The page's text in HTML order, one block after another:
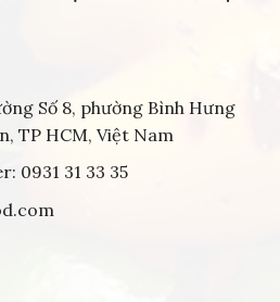
Số 8, phường Bình Hưng
TP HCM, Việt Nam
0931 31 33 35